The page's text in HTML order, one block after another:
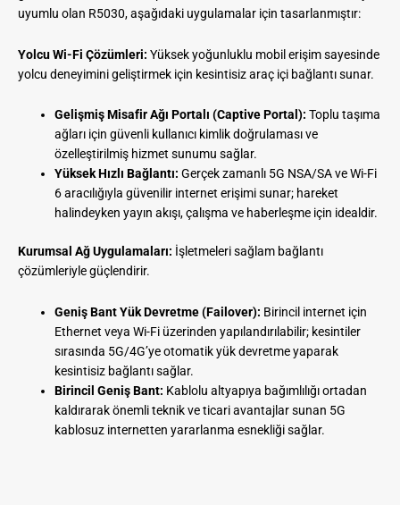
uyumlu olan R5030, aşağıdaki uygulamalar için tasarlanmıştır:
Yolcu Wi-Fi Çözümleri: Yüksek yoğunluklu mobil erişim sayesinde
yolcu deneyimini geliştirmek için kesintisiz araç içi bağlantı sunar.
Gelişmiş Misafir Ağı Portalı (Captive Portal): Toplu taşıma
ağları için güvenli kullanıcı kimlik doğrulaması ve
özelleştirilmiş hizmet sunumu sağlar.
Yüksek Hızlı Bağlantı: Gerçek zamanlı 5G NSA/SA ve Wi-Fi
6 aracılığıyla güvenilir internet erişimi sunar; hareket
halindeyken yayın akışı, çalışma ve haberleşme için idealdir.
Kurumsal Ağ Uygulamaları: İşletmeleri sağlam bağlantı
çözümleriyle güçlendirir.
Geniş Bant Yük Devretme (Failover): Birincil internet için
Ethernet veya Wi-Fi üzerinden yapılandırılabilir; kesintiler
sırasında 5G/4G’ye otomatik yük devretme yaparak
kesintisiz bağlantı sağlar.
Birincil Geniş Bant: Kablolu altyapıya bağımlılığı ortadan
kaldırarak önemli teknik ve ticari avantajlar sunan 5G
kablosuz internetten yararlanma esnekliği sağlar.